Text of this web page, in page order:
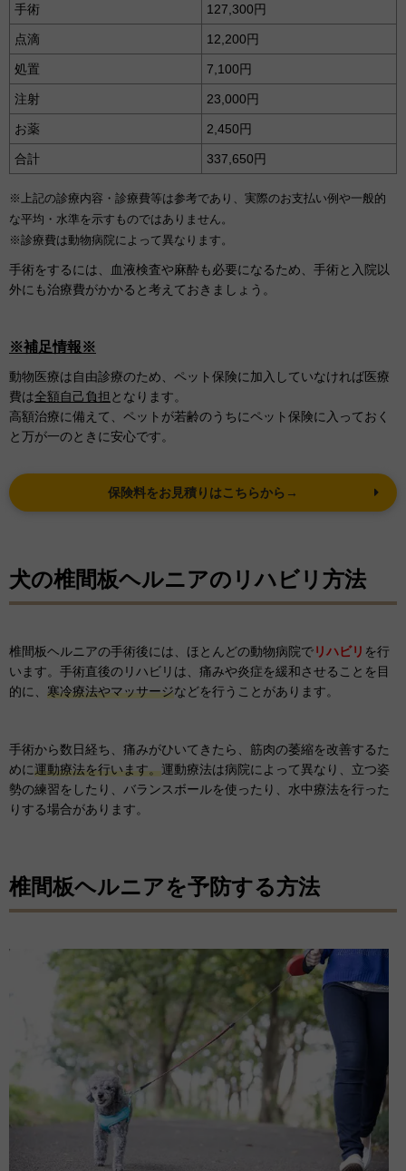
手術 127,300円
点滴 12,200円
処置 7,100円
注射 23,000円
お薬 2,450円
合計 337,650円
※上記の診療内容・診療費等は参考であり、実際のお支払い例や一般的
な平均・水準を示すものではありません。
※診療費は動物病院によって異なります。
手術をするには、血液検査や麻酔も必要になるため、手術と入院以
外にも治療費がかかると考えておきましょう。
※補足情報※
動物医療は自由診療のため、ペット保険に加入していなければ医療
費は全額自己負担 となります。
高額治療に備えて、ペットが若齢のうちにペット保険に入っておく
と万が一のときに安心です。
保険料をお見積りはこちらから→
犬の椎間板ヘルニアのリハビリ方法
椎間板ヘルニアの手術後には、ほとんどの動物病院でリハビリ を行
います。手術直後のリハビリは、痛みや炎症を緩和させることを目
的に、 寒冷療法やマッサージなどを行うことがあります。
手術から数日経ち、痛みがひいてきたら、筋肉の萎縮を改善するた
めに運動療法を行います。運動療法は病院によって異なり、立つ姿
勢の練習をしたり、バランスボールを使ったり、水中療法を行った
りする場合があります。
椎間板ヘルニアを予防する方法